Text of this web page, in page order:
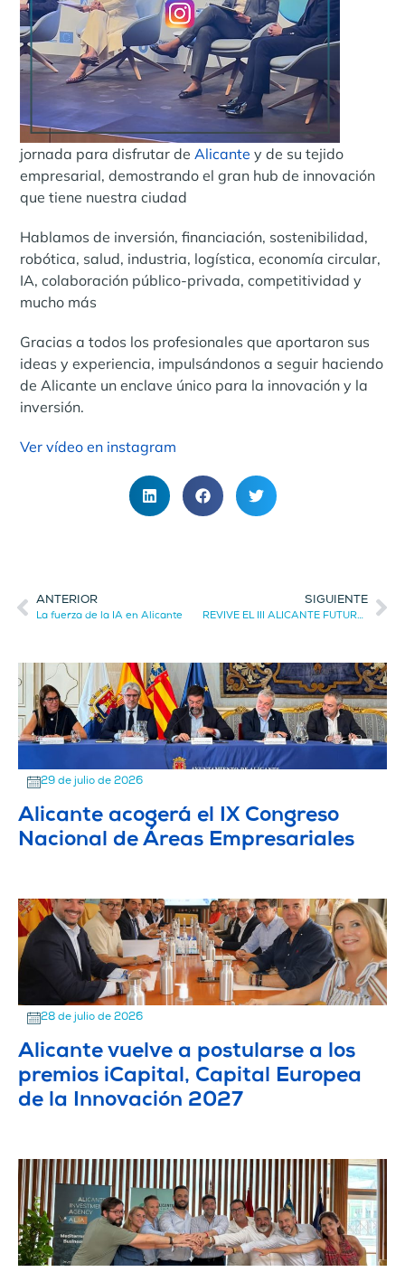
jornada para disfrutar de Alicante y de su tejido
empresarial, demostrando el gran hub de innovación
que tiene nuestra ciudad
Hablamos de inversión, financiación, sostenibilidad,
robótica, salud, industria, logística, economía circular,
IA, colaboración público-privada, competitividad y
mucho más
Gracias a todos los profesionales que aportaron sus
ideas y experiencia, impulsándonos a seguir haciendo
de Alicante un enclave único para la innovación y la
inversión.
Ver vídeo en instagram
ANTERIOR
La fuerza de la IA en Alicante
SIGUIENTE
REVIVE EL III ALICANTE FUTURA SUMMIT 2025
29 de julio de 2026
Alicante acogerá el IX Congreso
Nacional de Áreas Empresariales
28 de julio de 2026
Alicante vuelve a postularse a los
premios iCapital, Capital Europea
de la Innovación 2027